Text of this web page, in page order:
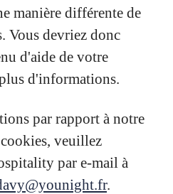
manière différente de
Vous devriez donc
d'aide de votre
d'informations.
par rapport à notre
veuillez
par e-mail à
.